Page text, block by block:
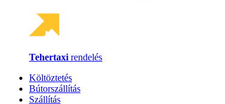
Tehertaxi rendelés
Költöztetés
Bútorszállítás
Szállítás